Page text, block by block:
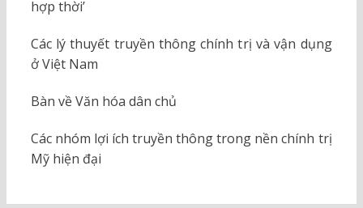
hợp thời’
Các lý thuyết truyền thông chính trị và vận dụng
ở Việt Nam
Bàn về Văn hóa dân chủ
Các nhóm lợi ích truyền thông trong nền chính trị
Mỹ hiện đại